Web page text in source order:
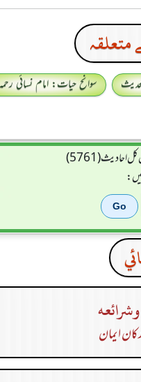
سوانح حیات: امام نسائی
احادیث (5761)
ایمان